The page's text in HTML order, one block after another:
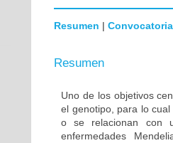
Resumen | Convocatoria
Resumen
Uno de los objetivos
el genotipo, para lo
o se relacionan con
enfermedades